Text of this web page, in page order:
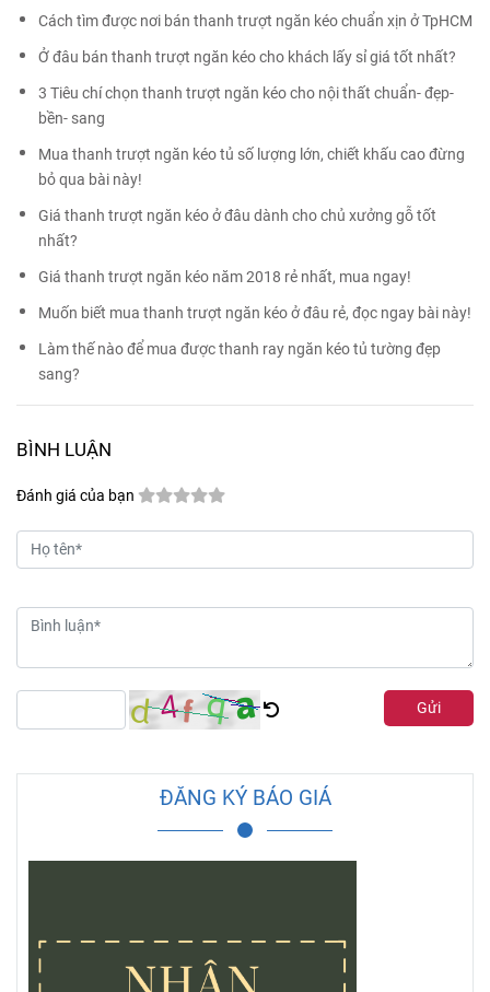
Cách tìm được nơi bán thanh trượt ngăn kéo chuẩn xịn ở TpHCM
Ở đâu bán thanh trượt ngăn kéo cho khách lấy sỉ giá tốt nhất?
3 Tiêu chí chọn thanh trượt ngăn kéo cho nội thất chuẩn- đẹp-
bền- sang
Mua thanh trượt ngăn kéo tủ số lượng lớn, chiết khấu cao đừng
bỏ qua bài này!
Giá thanh trượt ngăn kéo ở đâu dành cho chủ xưởng gỗ tốt
nhất?
Giá thanh trượt ngăn kéo năm 2018 rẻ nhất, mua ngay!
Muốn biết mua thanh trượt ngăn kéo ở đâu rẻ, đọc ngay bài này!
Làm thế nào để mua được thanh ray ngăn kéo tủ tường đẹp
sang?
BÌNH LUẬN
Đánh giá của bạn
Gửi
ĐĂNG KÝ BÁO GIÁ